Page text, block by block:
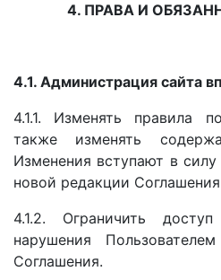
4. ПРАВА И
4.1. Администрация сайта
4.1.1. Изменять правила
также изменять
Изменения вступают в
новой редакции
4.1.2. Ограничить
нарушения
Соглашения.